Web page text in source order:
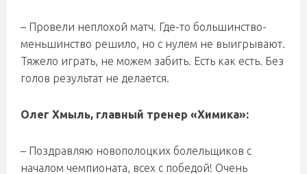
– Провели неплохой матч. Где-то большинство-
меньшинство решило, но с нулем не выигрывают.
Тяжело играть, не можем забить. Есть как есть. Без
голов результат не делается.
Олег Хмыль, главный тренер «Химика»:
– Поздравляю новополоцких болельщиков с
началом чемпионата, всех с победой! Очень